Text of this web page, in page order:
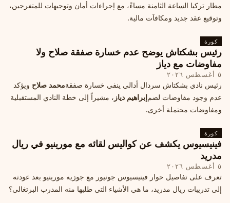
مطار تركيا الساعة الثامنة مساءً، مع إجراءات أمان وتوجيهات للمتفرجين،
وتوقيع عقد جديد ومكافآت مالية.
كورة
رئيس بشكتاش يوضح عدم خسارة صفقة صلاح ولا
مفاوضات مع دياز
٥ أغسطس ٢٠٢٦
رئيس نادي بشكتاش سردال أدالي ينفي خسارة صفقةمحمد صلاح ويؤكد
عدم وجود مفاوضات لضمإبراهيم دياز ، مشيراً إلى خطة النادي المستقبلية
ومفاوضات محتملة أخرى.
كورة
فينيسيوس يكشف عن كواليس لقائه مع مورينيو في ريال
مدريد
٥ أغسطس ٢٠٢٦
تعرف على تفاصيل حوار فينيسيوس جونيور مع جوزيه مورينيو بعد عودته
إلى تدريبات ريال مدريد، ما هي الأشياء التي طلبها منه المدرب البرتغالي؟